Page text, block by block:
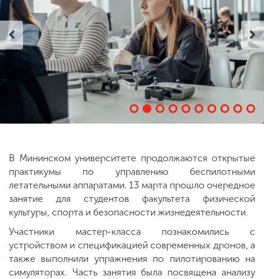
Сведения об
образовательной
организации
ENG SPN CHI
+7 (831) 262-26-20
В Мининском университете продолжаются открытые
практикумы по управлению беспилотными
летательными аппаратами. 13 марта прошло очередное
занятие для студентов факультета физической
культуры, спорта и безопасности жизнедеятельности.
Участники мастер-класса познакомились с
устройством и спецификацией современных дронов, а
также выполнили упражнения по пилотированию на
симуляторах. Часть занятия была посвящена анализу